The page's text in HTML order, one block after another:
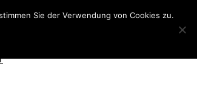
Sie der Verwendung von Cookies zu.